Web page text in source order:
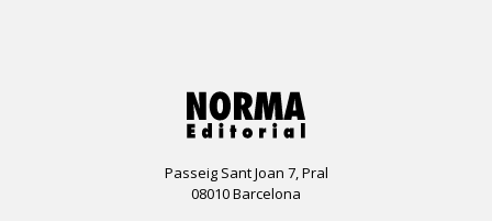
Passeig Sant Joan 7, Pral
08010 Barcelona